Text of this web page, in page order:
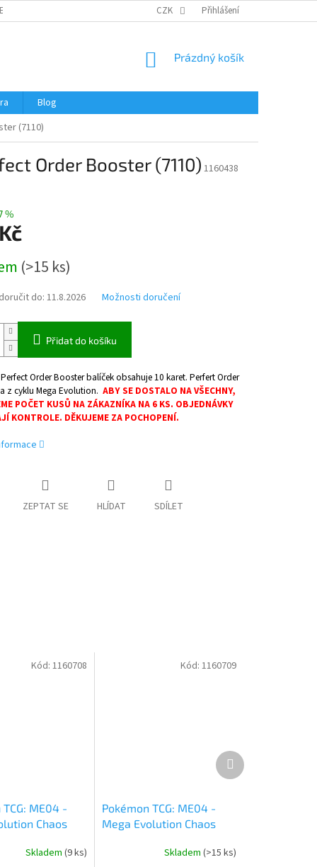
A NÁVODY OBCHODNÍ PODMÍNKY OCHRANA OSOBNÍCH
CZK Přihlášení
NÁKUPNÍ
Prázdný košík
Blog
(7110)
Order Booster (7110) 1160438
%
(>15 ks)
do: 11.8.2026 Možnosti doručení
Přidat do košíku
Order Booster balíček obsahuje 10 karet. Perfert Order
z cyklu Mega Evolution. ABY SE DOSTALO NA VŠECHNY,
POČET KUSŮ NA ZÁKAZNÍKA NA 6 KS. OBJEDNÁVKY
KONTROLE. DĚKUJEME ZA POCHOPENÍ.
ZEPTAT SE HLÍDAT SDÍLET
ME04 -
Chaos
Skladem(9 ks)
Kód:1160708
Pokémon TCG: ME04 -
Mega Evolution Chaos
Skladem (>15 ks)
Kód: 1160709
Další
produkt